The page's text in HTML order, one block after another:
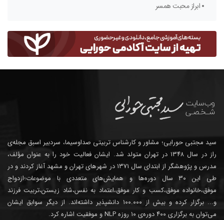
ابراز محبت همسر
سید مجتبی حورایی؛ مشاور و کارشناس تربیتی صداوسیما، سردبیر اسبق مجله‌ی
راز در سال ۱۳۴۸ در تهران متولد شد. ایشان فعالیت خود را به عنوان مؤلف،
مدرس و پژوهشگر از ابتدای سال ۱۳۷۱ در شهرهای تهران و مشهد آغاز کردند و در
طی این ۳۰ سال دوره‌ها و همایش‌های متعددی با موضوعات؛ازدواج
موفق،خانواده موفق،کسب و کار موفق،اعتماد به نفس،شاد زیستن،تربیت فرزند
و... برگزار کرده و بیش از ۱۰۰.۰۰۰ دانشپذیر داشته‌اند. از دیگر سوابق ایشان
می‌توان به برگزاری ۴۰۰ دوره‌ی ۱۰ روزه NLP و موفقیت اشاره کرد.